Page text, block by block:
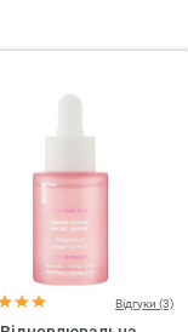
Відгуки (3)